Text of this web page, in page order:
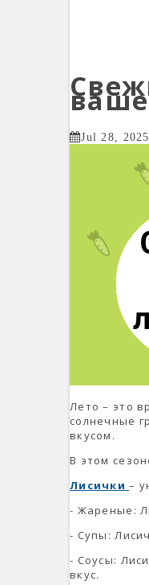
Jul 28, 2025
Лето – это
солнечные
вкусом.
В этом
Лисички–
- Жареные:
- Супы:
- Соусы:
вкус.